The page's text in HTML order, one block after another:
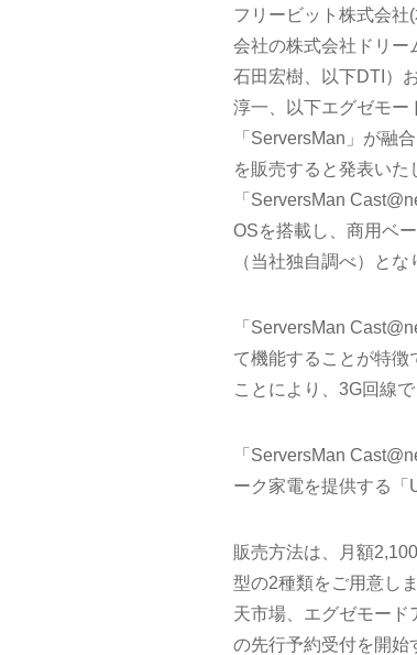
フリービット株式会社
会社の株式会社ドリー
石田宏樹、以下DTI）
淳一、以下エグゼモー
「ServersMan」が融
を販売すると発表いた
「ServersMan
OSを搭載し、商用ベ
（当社独自調べ）とな
「ServersMan
て機能することが特
ことにより、3G回線
「ServersMan
ーク家電を提供する「
販売方法は、月額
型の2種類をご用意し
天市場、エグゼモード
の先行予約受付を開始